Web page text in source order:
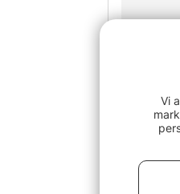
Vi